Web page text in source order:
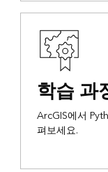
학습 과
ArcGIS에서
펴보세요.